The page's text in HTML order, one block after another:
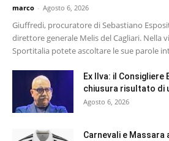
marco - Agosto 6, 2026
Giuffredi, procuratore di Sebastiano
direttore generale Melis del Cagliari. Nella
Sportitalia potete ascoltare le sue parole
Ex Ilva: il
chiusura risultato di
Agosto 6, 2026
Carnevali e Massara